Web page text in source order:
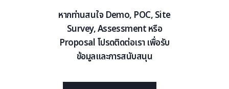
หากท่านสนใจ Demo, POC, Site
Survey, Assessment หรือ
Proposal โปรดติดต่อเรา เพื่อรับ
ข้อมูลและการสนับสนุน